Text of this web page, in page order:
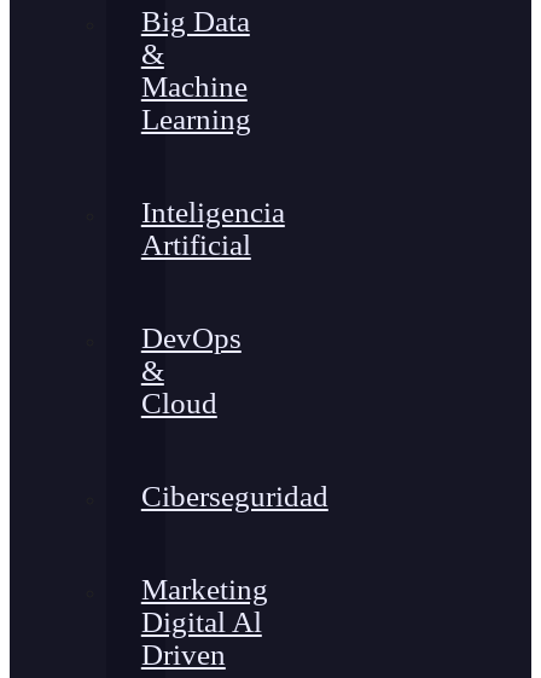
Big Data
&
Machine
Learning
Inteligencia
Artificial
DevOps
&
Cloud
Ciberseguridad
Marketing
Digital Al
Driven